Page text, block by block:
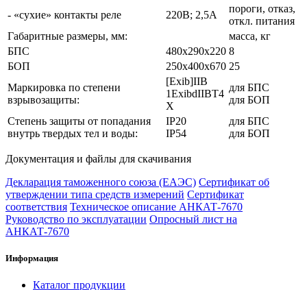
- «сухие» контакты реле
220В; 2,5А
пороги, отказ,
откл. питания
Габаритные размеры, мм:
масса, кг
БПС
480х290х220 8
БОП
250х400х670 25
Маркировка по степени
взрывозащиты:
[Exib]IIB
1ExibdIIBT4
X
для БПС
для БОП
Степень защиты от попадания
внутрь твердых тел и воды:
IР20
IР54
для БПС
для БОП
Документация и файлы для скачивания
Декларация таможенного союза (ЕАЭС) Сертификат об
утверждении типа средств измерений Сертификат
соответствия Техническое описание АНКАТ-7670
Руководство по эксплуатации Опросный лист на
АНКАТ-7670
Информация
Каталог продукции